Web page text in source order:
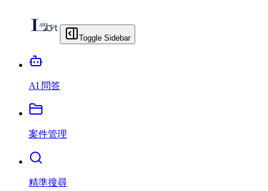
Toggle Sidebar
AI 問答
案件管理
精準搜尋